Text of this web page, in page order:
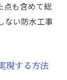
点も含めて総
ない防水工事
現する方法